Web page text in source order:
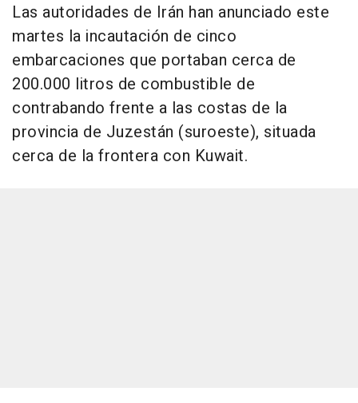
Las autoridades de Irán han anunciado este
martes la incautación de cinco
embarcaciones que portaban cerca de
200.000 litros de combustible de
contrabando frente a las costas de la
provincia de Juzestán (suroeste), situada
cerca de la frontera con Kuwait.